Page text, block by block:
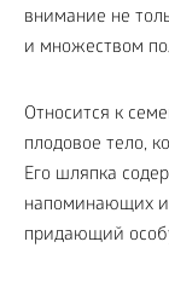
внимание не
и множеством
Относится к
плодовое тело,
Его шляпка
напоминающих
придающий